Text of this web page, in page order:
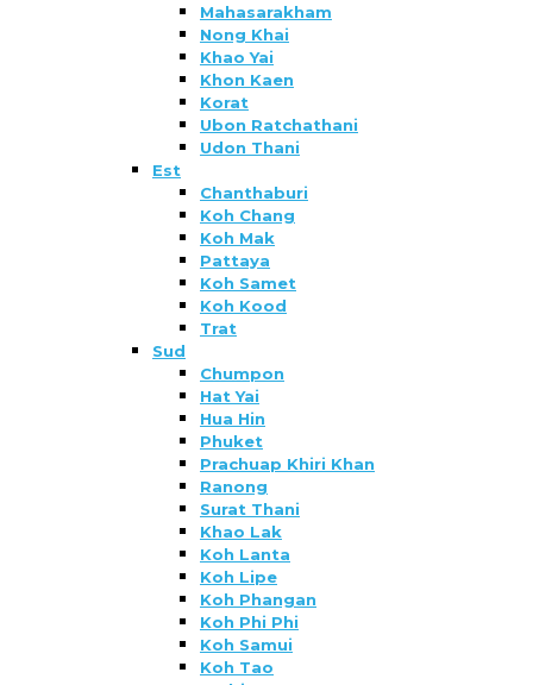
Mahasarakham
Nong Khai
Khao Yai
Khon Kaen
Korat
Ubon Ratchathani
Udon Thani
Est
Chanthaburi
Koh Chang
Koh Mak
Pattaya
Koh Samet
Koh Kood
Trat
Sud
Chumpon
Hat Yai
Hua Hin
Phuket
Prachuap Khiri Khan
Ranong
Surat Thani
Khao Lak
Koh Lanta
Koh Lipe
Koh Phangan
Koh Phi Phi
Koh Samui
Koh Tao